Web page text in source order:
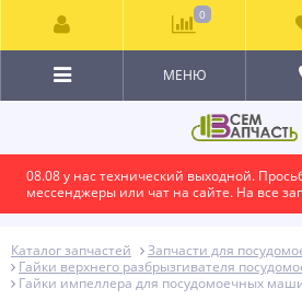
08.08 у нас технический выходной.
мессенджеры или чат на сайте. На все
МЕНЮ
Каталог запчастей
Запчасти для
Гайки верхнего разбрызгивателя
Гайки импеллера для посудомоечных
0